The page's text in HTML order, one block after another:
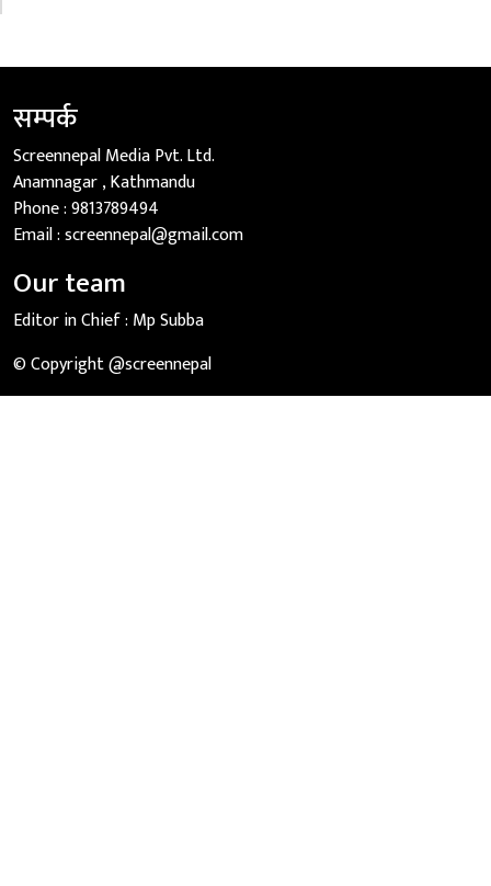
सम्पर्क
Screennepal Media Pvt. Ltd.
Anamnagar , Kathmandu
Phone :9813789494
Email :screennepal@gmail.com
Our team
Editor in Chief : Mp Subba
© Copyright @screennepal